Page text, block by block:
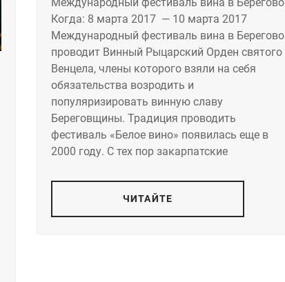
Когда: 8 марта 2017 — 10 марта 2017
Международный фестиваль вина в Берегово
проводит Винный Рыцарский Орден святого
Венцела, члены которого взяли на себя
обязательства возродить и
популяризировать винную славу
Береговщины. Традиция проводить
фестиваль «Белое вино» появилась еще в
2000 году. С тех пор закарпатские
ЧИТАЙТЕ